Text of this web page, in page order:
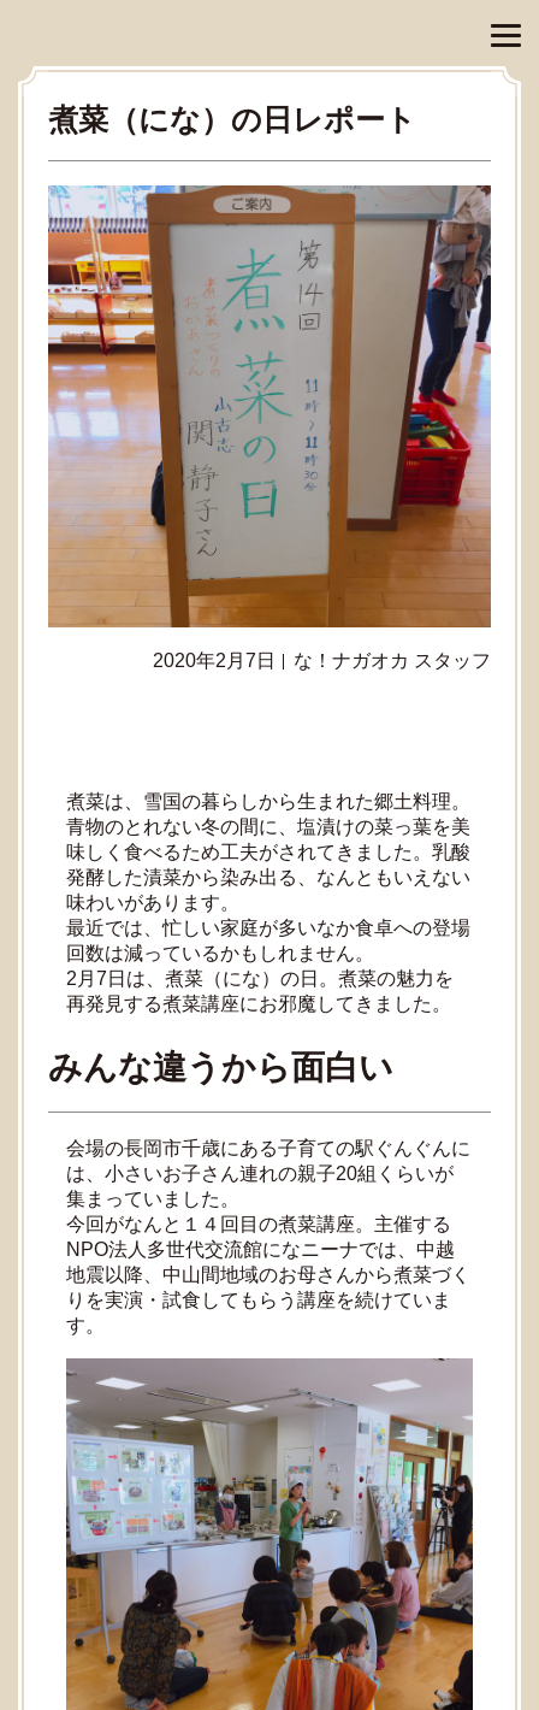
煮菜（にな）の日レポート
2020年2月7日 な！ナガオカ スタッフ
煮菜は、雪国の暮らしから生まれた郷土料理。
青物のとれない冬の間に、塩漬けの菜っ葉を美
味しく食べるため工夫がされてきました。乳酸
発酵した漬菜から染み出る、なんともいえない
味わいがあります。
最近では、忙しい家庭が多いなか食卓への登場
回数は減っているかもしれません。
2月7日は、煮菜（にな）の日。煮菜の魅力を
再発見する煮菜講座にお邪魔してきました。
みんな違うから面白い
会場の長岡市千歳にある子育ての駅ぐんぐんに
は、小さいお子さん連れの親子20組くらいが
集まっていました。
今回がなんと１４回目の煮菜講座。主催する
NPO法人多世代交流館になニーナでは、中越
地震以降、中山間地域のお母さんから煮菜づく
りを実演・試食してもらう講座を続けていま
す。